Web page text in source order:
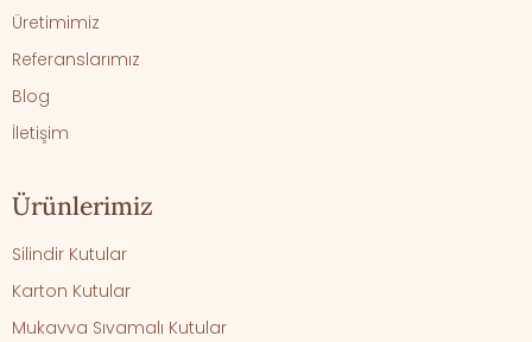
Üretimimiz
Referanslarımız
Blog
İletişim
Ürünlerimiz
Silindir Kutular
Karton Kutular
Mukavva Sıvamalı Kutular